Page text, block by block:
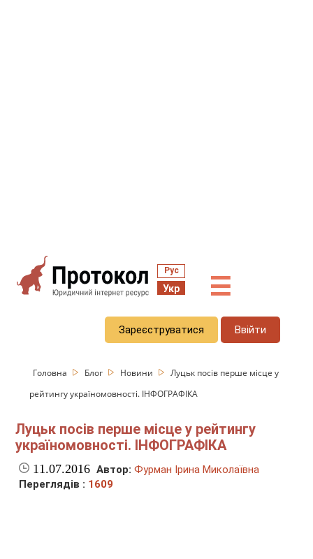
Рус
Укр ☰
Зареєструватися Ввійти
Головна Блог Новини
Луцьк посів перше місце у
рейтингу україномовності. ІНФОГРАФІКА
Луцьк посів перше місце у рейтингу
україномовності. ІНФОГРАФІКА
11.07.2016 Автор: Фурман Ірина Миколаївна
Переглядів : 1609